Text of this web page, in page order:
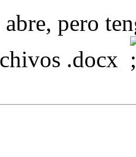
pero
.docx